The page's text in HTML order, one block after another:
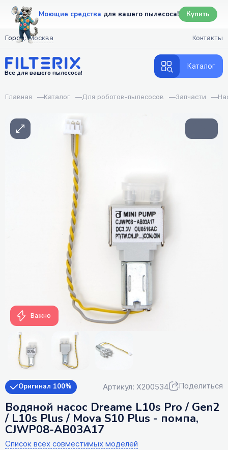
Моющие средства для вашего пылесоса! Купить
Город: Москва Контакты
Всё для вашего пылесоса!
Каталог
Главная —Каталог —Для роботов-пылесосов —Запчасти —
Важно
Оригинал 100% Артикул: X200534 Поделиться
Водяной насос Dreame L10s Pro / Gen2
/ L10s Plus / Mova S10 Plus - помпа,
CJWP08-AB03A17
Список всех совместимых моделей